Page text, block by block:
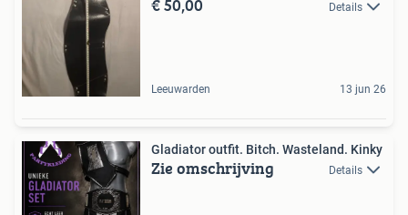
Details
Leeuwarden 13 jun 26
Gladiator outfit. Bitch. Wasteland. Kinky
Zie omschrijving Details